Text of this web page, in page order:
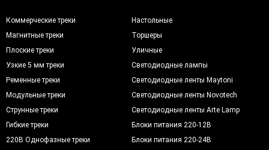
Коммерческие треки
Магнитные треки
Плоские треки
Узкие 5 мм треки
Ременные треки
Модульные треки
Струнные треки
Гибкие треки
220В Однофазные треки
Настольные
Торшеры
Уличные
Светодиодные лампы
Светодиодные ленты Maytoni
Светодиодные ленты Novotech
Светодиодные ленты Arte Lamp
Блоки питания 220-12В
Блоки питания 220-24В